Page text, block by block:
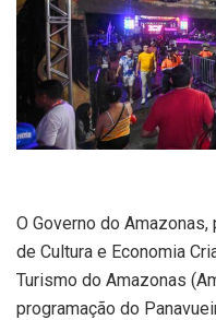
O Governo do
de Cultura e Economia
Turismo do Amazonas
programação do